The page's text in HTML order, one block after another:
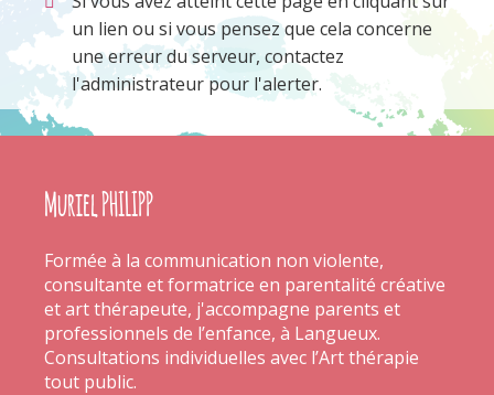
un lien ou si vous pensez que cela concerne
une erreur du serveur, contactez
l'administrateur pour l'alerter.
Muriel PHILIPP
Formée à la communication non violente,
consultante et formatrice en parentalité créative
et art thérapeute, j'accompagne parents et
professionnels de l’enfance, à Langueux.
Consultations individuelles avec l’Art thérapie
tout public.